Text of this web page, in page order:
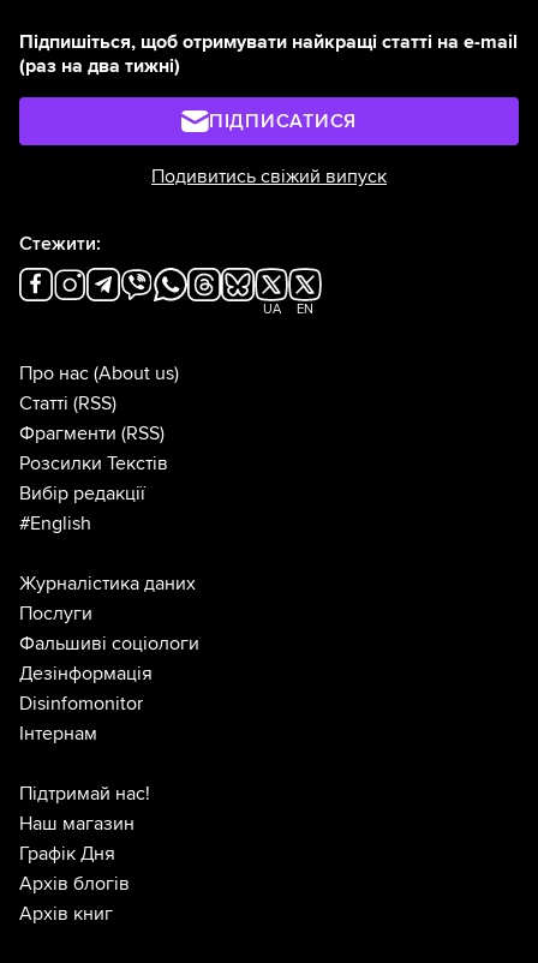
Підпишіться, щоб отримувати найкращі статті на e-mail
(раз на два тижні)
ПІДПИСАТИСЯ
Подивитись свіжий випуск
Стежити:
UA EN
Про нас (About us)
Статті (RSS)
Фрагменти (RSS)
Розсилки Текстів
Вибір редакції
#English
Журналістика даних
Послуги
Фальшиві соціологи
Дезінформація
Disinfomonitor
Інтернам
Підтримай нас!
Наш магазин
Графік Дня
Архів блогів
Архів книг